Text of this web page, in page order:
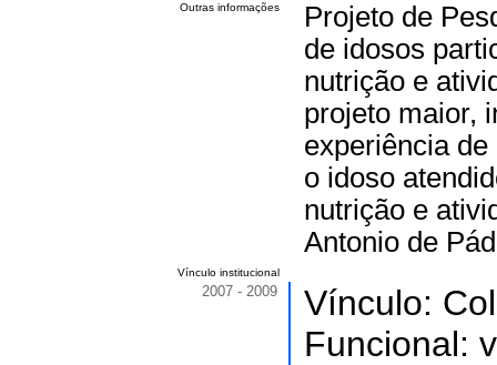
Outras informações
Projeto de
de idosos
nutrição e
projeto maior,
experiência
o idoso
nutrição e
Antonio de
Vínculo institucional
2007 - 2009
Vínculo:
Funcional: